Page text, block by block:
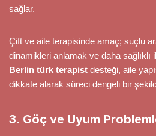
sağlar.
Çift ve aile terapisinde amaç; suçlu
dinamikleri anlamak ve daha sağlıklı
Berlin türk terapist desteği, aile
dikkate alarak süreci dengeli bir
3. Göç ve Uyum